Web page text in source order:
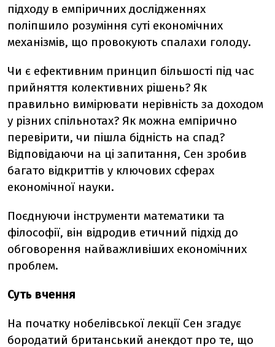
підходу в емпіричних дослідженнях
поліпшило розуміння суті економічних
механізмів, що провокують спалахи голоду.
Чи є ефективним принцип більшості під час
прийняття колективних рішень? Як
правильно вимірювати нерівність за доходом
у різних спільнотах? Як можна емпірично
перевірити, чи пішла бідність на спад?
Відповідаючи на ці запитання, Сен зробив
багато відкриттів у ключових сферах
економічної науки.
Поєднуючи інструменти математики та
філософії, він відродив етичний підхід до
обговорення найважливіших економічних
проблем.
Суть вчення
На початку нобелівської лекції Сен згадує
бородатий британський анекдот про те, що